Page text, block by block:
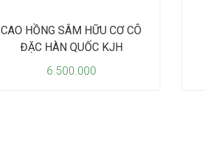
CAO HỒNG SÂM HỮU CƠ CÔ
ĐẶC HÀN QUỐC KJH
6.500.000